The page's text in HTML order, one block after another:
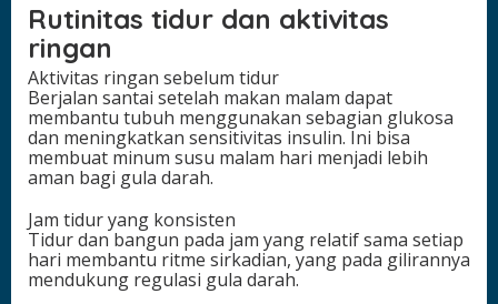
Rutinitas tidur dan aktivitas
ringan
Aktivitas ringan sebelum tidur
Berjalan santai setelah makan malam dapat
membantu tubuh menggunakan sebagian glukosa
dan meningkatkan sensitivitas insulin. Ini bisa
membuat minum susu malam hari menjadi lebih
aman bagi gula darah.
Jam tidur yang konsisten
Tidur dan bangun pada jam yang relatif sama setiap
hari membantu ritme sirkadian, yang pada gilirannya
mendukung regulasi gula darah.